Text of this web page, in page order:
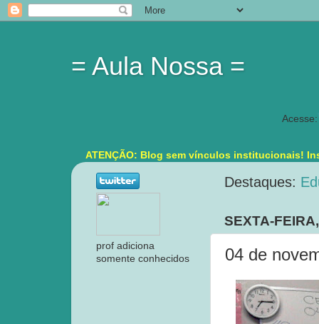
= Aula Nossa =
Acesse:
ATENÇÃO: Blog sem vínculos institucionais!
Destaques:
SEXTA-
04 de
prof adiciona
somente conhecidos